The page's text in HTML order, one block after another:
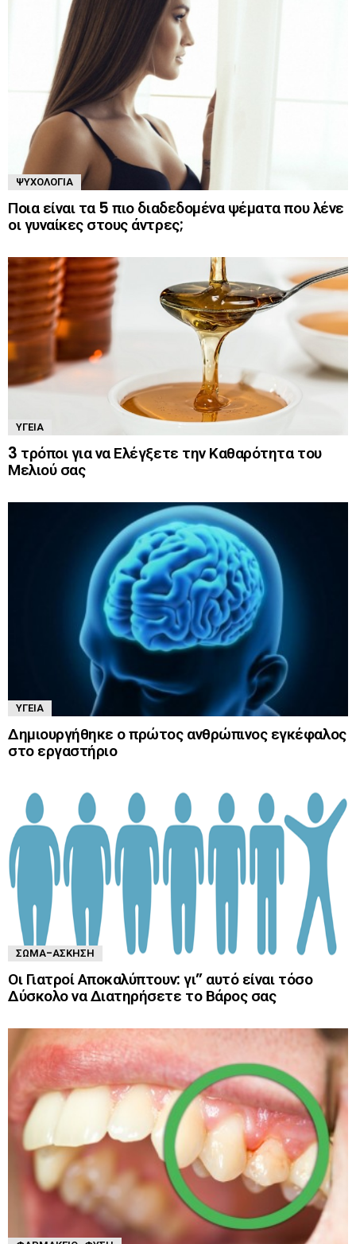
ΨΥΧΟΛΟΓΊΑ
Ποια είναι τα 5 πιο διαδεδομένα ψέματα που λένε
οι γυναίκες στους άντρες;
ΥΓΕΊΑ
3 τρόποι για να Ελέγξετε την Καθαρότητα του
Μελιού σας
ΥΓΕΊΑ
Δημιουργήθηκε ο πρώτος ανθρώπινος εγκέφαλος
στο εργαστήριο
ΣΏΜΑ-ΆΣΚΗΣΗ
Οι Γιατροί Αποκαλύπτουν: γι” αυτό είναι τόσο
Δύσκολο να Διατηρήσετε το Βάρος σας